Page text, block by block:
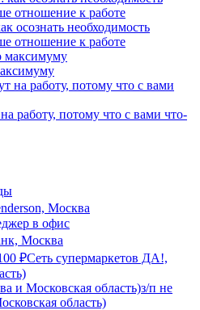
осознать необходимость
отношение к работе
работу, потому что с вами что-
Москва
в офис
Москва
₽Сеть супермаркетов ДА!,
и Московская область)з/п не
область)